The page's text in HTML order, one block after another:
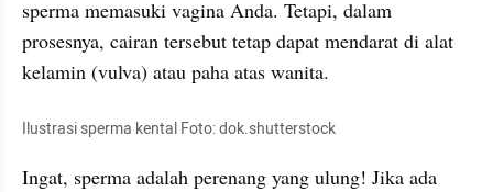
sperma memasuki vagina Anda. Tetapi, dalam
prosesnya, cairan tersebut tetap dapat mendarat di alat
kelamin (vulva) atau paha atas wanita.
Ilustrasi sperma kental Foto: dok.shutterstock
Ingat, sperma adalah perenang yang ulung! Jika ada